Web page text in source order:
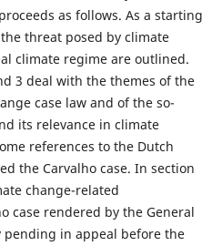
as follows. As a starting
threat posed by climate
climate regime are outlined.
3 deal with the themes of the
case law and of the so-
its relevance in climate
references to the Dutch
the Carvalho case. In section
change-related
case rendered by the General
in appeal before the